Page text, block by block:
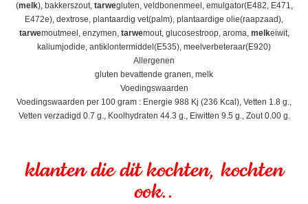
(melk), bakkerszout, tarwegluten, veldbonenmeel, emulgator(E482, E471,
E472e), dextrose, plantaardig vet(palm), plantaardige olie(raapzaad),
tarwemoutmeel, enzymen, tarwemout, glucosestroop, aroma, melkeiwit,
kaliumjodide, antiklontermiddel(E535), meelverbeteraar(E920)
Allergenen
gluten bevattende granen, melk
Voedingswaarden
Voedingswaarden per 100 gram : Energie 988 Kj (236 Kcal), Vetten 1.8 g.,
Vetten verzadigd 0.7 g., Koolhydraten 44.3 g., Eiwitten 9.5 g., Zout 0.00 g.
klanten die dit kochten, kochten
ook..